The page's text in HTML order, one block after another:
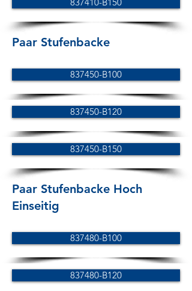
Paar Stufenbacke
837450-B100
837450-B120
837450-B150
Paar Stufenbacke Hoch
Einseitig
837480-B100
837480-B120